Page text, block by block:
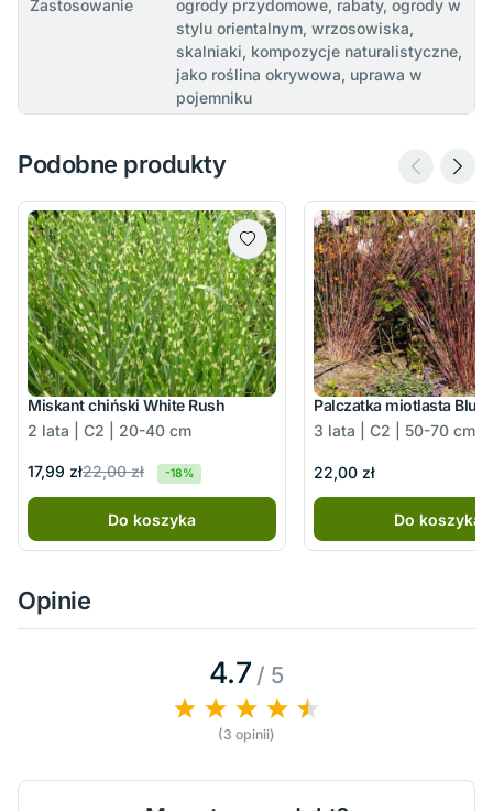
Zastosowanie
ogrody przydomowe, rabaty, ogrody w
stylu orientalnym, wrzosowiska,
skalniaki, kompozycje naturalistyczne,
jako roślina okrywowa, uprawa w
pojemniku
Podobne produkty
Miskant chiński White Rush
2 lata | C2 | 20-40 cm
17,99 zł22,00 zł -18%
Do koszyka
Palczatka miotlasta Blue
3 lata | C2 | 50-70 cm
22,00 zł
Do koszyka
Opinie
4.7 / 5
(3 opinii)